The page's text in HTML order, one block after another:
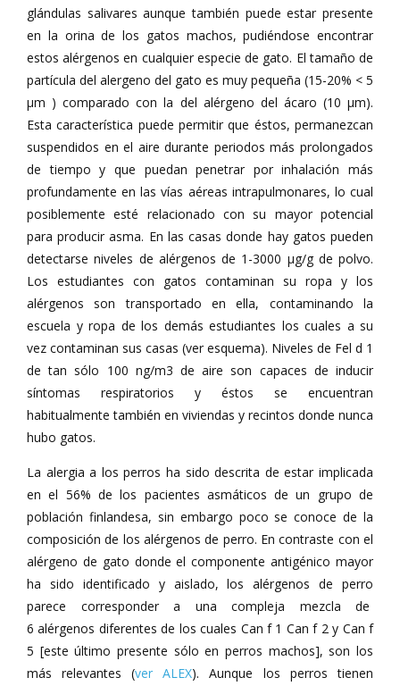
glándulas salivares aunque también puede estar presente
en la orina de los gatos machos, pudiéndose encontrar
estos alérgenos en cualquier especie de gato. El tamaño de
partícula del alergeno del gato es muy pequeña (15-20% < 5
µm ) comparado con la del alérgeno del ácaro (10 µm).
Esta característica puede permitir que éstos, permanezcan
suspendidos en el aire durante periodos más prolongados
de tiempo y que puedan penetrar por inhalación más
profundamente en las vías aéreas intrapulmonares, lo cual
posiblemente esté relacionado con su mayor potencial
para producir asma. En las casas donde hay gatos pueden
detectarse niveles de alérgenos de 1-3000 µg/g de polvo.
Los estudiantes con gatos contaminan su ropa y los
alérgenos son transportado en ella, contaminando la
escuela y ropa de los demás estudiantes los cuales a su
vez contaminan sus casas (ver esquema). Niveles de Fel d 1
de tan sólo 100 ng/m3 de aire son capaces de inducir
síntomas respiratorios y éstos se encuentran
habitualmente también en viviendas y recintos donde nunca
hubo gatos.
La alergia a los perros ha sido descrita de estar implicada
en el 56% de los pacientes asmáticos de un grupo de
población finlandesa, sin embargo poco se conoce de la
composición de los alérgenos de perro. En contraste con el
alérgeno de gato donde el componente antigénico mayor
ha sido identificado y aislado, los alérgenos de perro
parece corresponder a una compleja mezcla de
6 alérgenos diferentes de los cuales Can f 1 Can f 2 y Can f
5 [este último presente sólo en perros machos], son los
más relevantes (ver ALEX). Aunque los perros tienen